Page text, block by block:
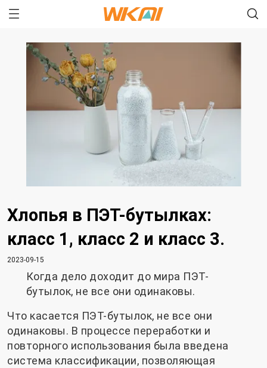
Хлопья в ПЭТ-бутылках:
класс 1, класс 2 и класс 3.
2023-09-15
Когда дело доходит до мира ПЭТ-
бутылок, не все они одинаковы.
Что касается ПЭТ-бутылок, не все они
одинаковы. В процессе переработки и
повторного использования была введена
система классификации, позволяющая